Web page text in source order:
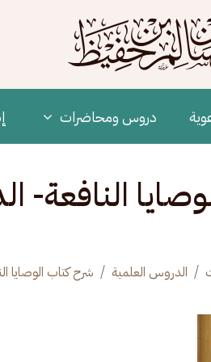
دروس ومحاضرات
النافعة-
الدروس العلمية شرح كتاب الوصايا